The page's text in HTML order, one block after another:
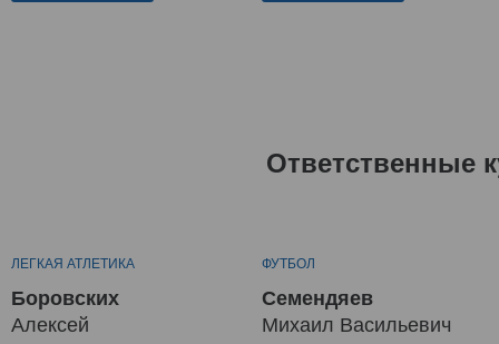
Ответственные
ЛЕГКАЯ АТЛЕТИКА
Боровских
Алексей
ФУТБОЛ
Семендяев
Михаил Васильевич